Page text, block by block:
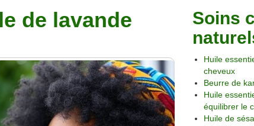
de lavande
Soins
Huile
cheveux
Beurre de
Huile
équilibrer le
Huile de